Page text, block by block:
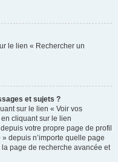
le lien « Rechercher un
et sujets ?
sur le lien « Voir vos
cliquant sur le lien
votre propre page de profil
depuis n’importe quelle page
page de recherche avancée et